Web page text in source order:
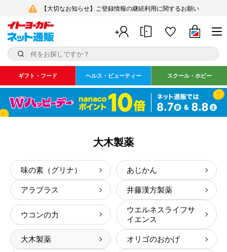
【大切なお知らせ】ご登録情報の継続利用に関するお願い
ギフト・フード ヘルス・ビューティー スクール・ホビー
大木製薬
味の素（グリナ） あじかん
アラプラス 井藤漢方製薬
ウコンの力
ウエルネスライフサ
イエンス
大木製薬 オリゴのおかげ